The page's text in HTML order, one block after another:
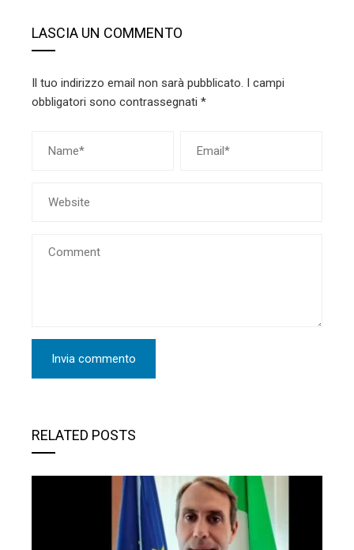
LASCIA UN COMMENTO
Il tuo indirizzo email non sarà pubblicato. I campi
obbligatori sono contrassegnati *
RELATED POSTS